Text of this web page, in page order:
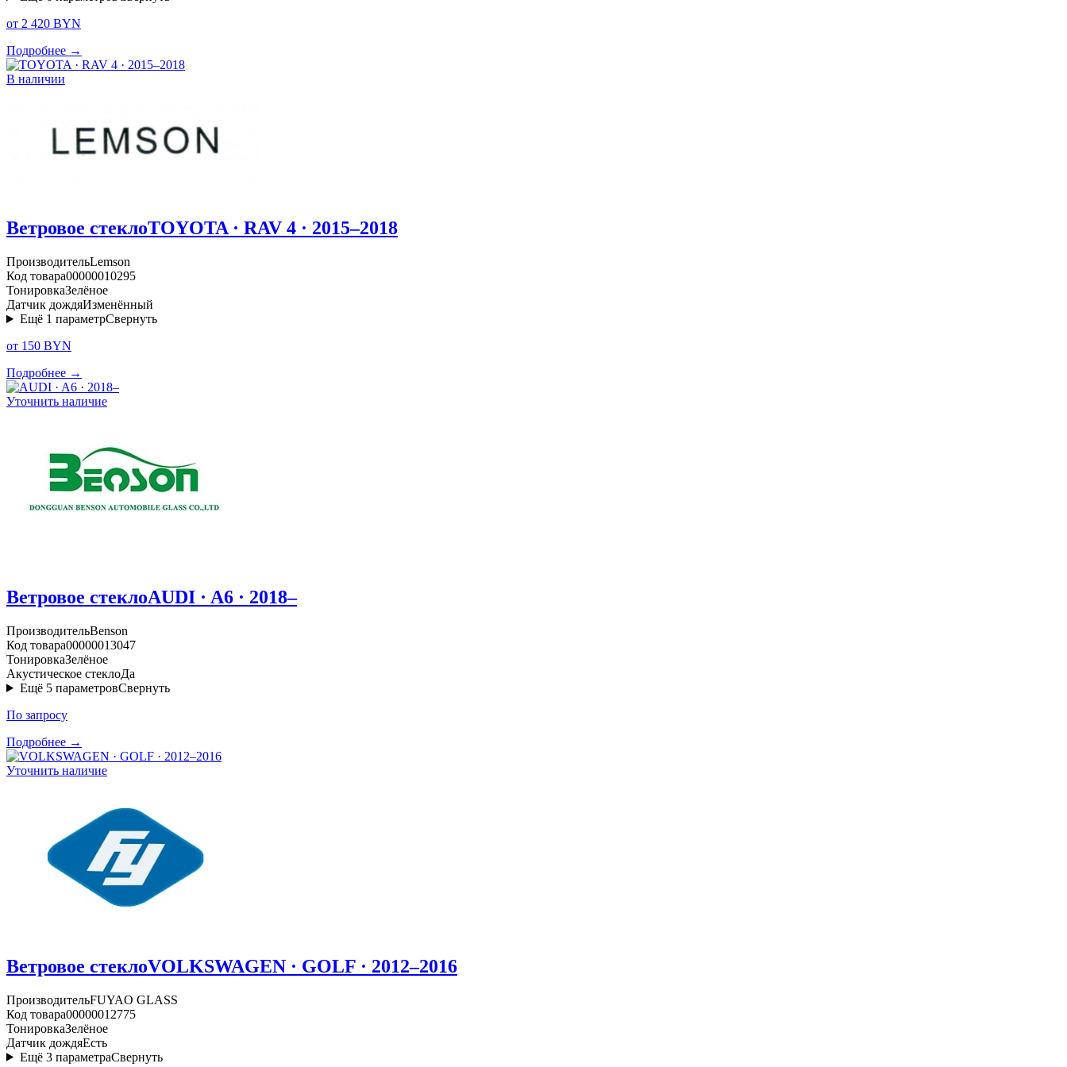
от 2 420 BYN
Подробнее →
В наличии
Ветровое стеклоTOYOTA · RAV 4 · 2015–2018
ПроизводительLemson
Код товара00000010295
ТонировкаЗелёное
Датчик дождяИзменённый
Ещё 1 параметрСвернуть
от 150 BYN
Подробнее →
Уточнить наличие
Ветровое стеклоAUDI · A6 · 2018–
ПроизводительBenson
Код товара00000013047
ТонировкаЗелёное
Акустическое стеклоДа
Ещё 5 параметровСвернуть
По запросу
Подробнее →
Уточнить наличие
Ветровое стеклоVOLKSWAGEN · GOLF · 2012–2016
ПроизводительFUYAO GLASS
Код товара00000012775
ТонировкаЗелёное
Датчик дождяЕсть
Ещё 3 параметраСвернуть